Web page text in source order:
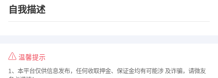
自我描述
温馨提示
1、本平台仅供信息发布，任何收取押金、保证金均有可能涉 及诈骗，请微友